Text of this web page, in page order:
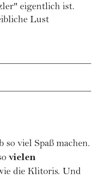
eigentlich ist.
Lust
so viel Spaß machen.
vielen
die Klitoris. Und